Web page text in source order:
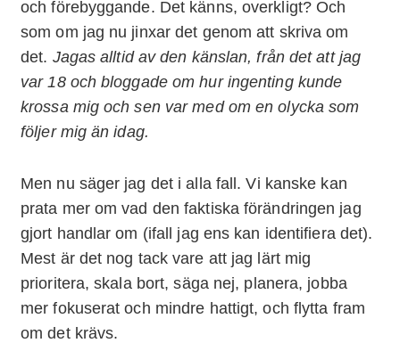
och förebyggande. Det känns, overkligt? Och
som om jag nu jinxar det genom att skriva om
det. Jagas alltid av den känslan, från det att jag
var 18 och bloggade om hur ingenting kunde
krossa mig och sen var med om en olycka som
följer mig än idag.
Men nu säger jag det i alla fall. Vi kanske kan
prata mer om vad den faktiska förändringen jag
gjort handlar om (ifall jag ens kan identifiera det).
Mest är det nog tack vare att jag lärt mig
prioritera, skala bort, säga nej, planera, jobba
mer fokuserat och mindre hattigt, och flytta fram
om det krävs.